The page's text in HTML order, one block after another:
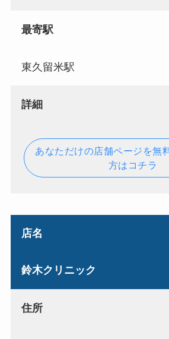
最寄駅
東久留米駅
詳細
あなただけの店舗ページを無
方はコチラ
店名
鈴木クリニック
住所